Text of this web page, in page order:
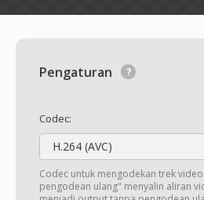
Pengaturan
Codec:
H.264 (AVC)
Codec untuk mengodekan trek
pengodean ulang" menyalin aliran